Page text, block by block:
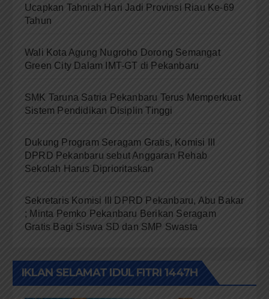
Ucapkan Tahniah Hari Jadi Provinsi Riau Ke-69
Tahun
Wali Kota Agung Nugroho Dorong Semangat
Green City Dalam IMT-GT di Pekanbaru
SMK Taruna Satria Pekanbaru Terus Memperkuat
Sistem Pendidikan Disiplin Tinggi
Dukung Program Seragam Gratis, Komisi III
DPRD Pekanbaru sebut Anggaran Rehab
Sekolah Harus Diprioritaskan
Sekretaris Komisi III DPRD Pekanbaru, Abu Bakar
; Minta Pemko Pekanbaru Berikan Seragam
Gratis Bagi Siswa SD dan SMP Swasta
IKLAN SELAMAT IDUL FITRI 1447H